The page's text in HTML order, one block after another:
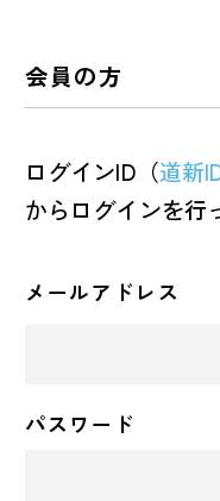
会員の方
ログインID（道新
からログインを行
メールアドレス
パスワード